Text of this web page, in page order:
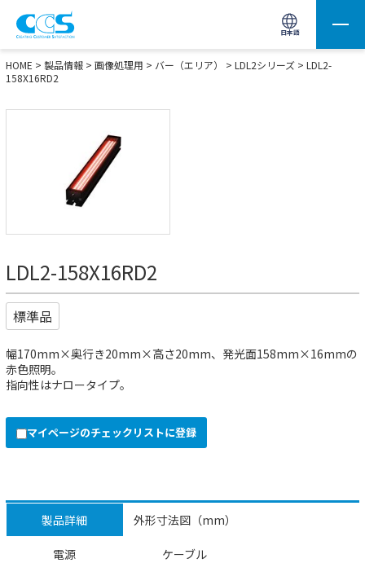
日本語
画像処理用の製品検索 サイト内検索(Enterで実行)
HOME > 製品情報 > 画像処理用 > バー（エリア） > LDL2シリーズ > LDL2-
158X16RD2
LDL2-158X16RD2
標準品
幅170mm×奥行き20mm×高さ20mm、発光面158mm×16mmの
赤色照明。
指向性はナロータイプ。
マイページのチェックリストに登録
製品詳細 外形寸法図（mm）
電源 ケーブル